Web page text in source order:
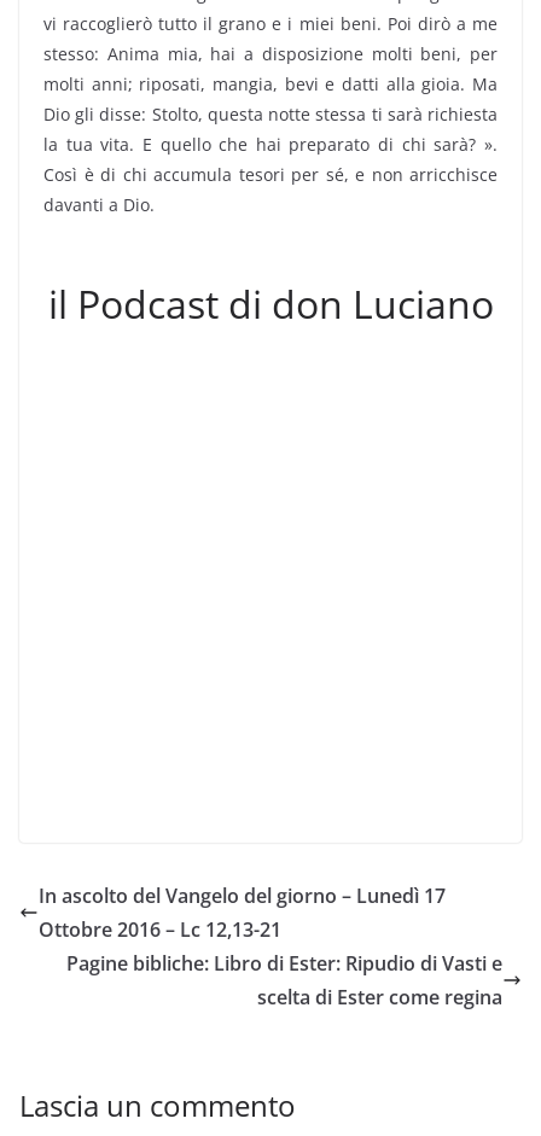
vi raccoglierò tutto il grano e i miei beni. Poi dirò a me
stesso: Anima mia, hai a disposizione molti beni, per
molti anni; riposati, mangia, bevi e datti alla gioia. Ma
Dio gli disse: Stolto, questa notte stessa ti sarà richiesta
la tua vita. E quello che hai preparato di chi sarà? ».
Così è di chi accumula tesori per sé, e non arricchisce
davanti a Dio.
il Podcast di don Luciano
In ascolto del Vangelo del giorno – Lunedì 17
Ottobre 2016 – Lc 12,13-21
Pagine bibliche: Libro di Ester: Ripudio di Vasti e
scelta di Ester come regina
Lascia un commento